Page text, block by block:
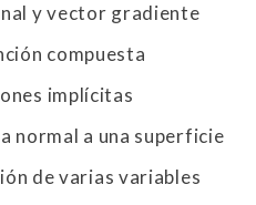
y vector gradiente
compuesta
implícitas
normal a una superficie
de varias variables